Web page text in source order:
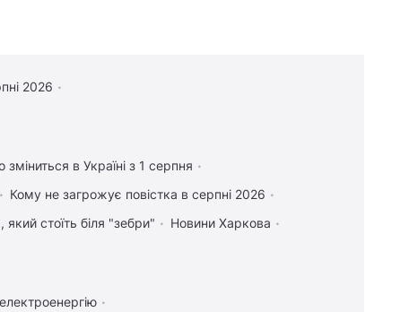
2026
зміниться в Україні з 1 серпня
Кому не загрожує повістка в серпні 2026
стоїть біля "зебри"
Новини Харкова